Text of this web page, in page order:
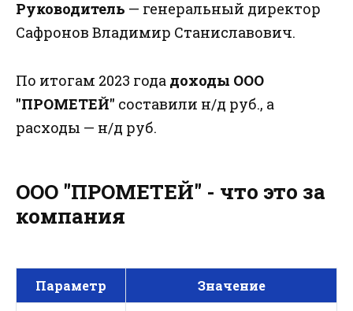
Руководитель — генеральный директор
Сафронов Владимир Станиславович.
По итогам 2023 года доходы ООО
"ПРОМЕТЕЙ" составили н/д руб., а
расходы — н/д руб.
ООО "ПРОМЕТЕЙ" - что это за
компания
Параметр Значение